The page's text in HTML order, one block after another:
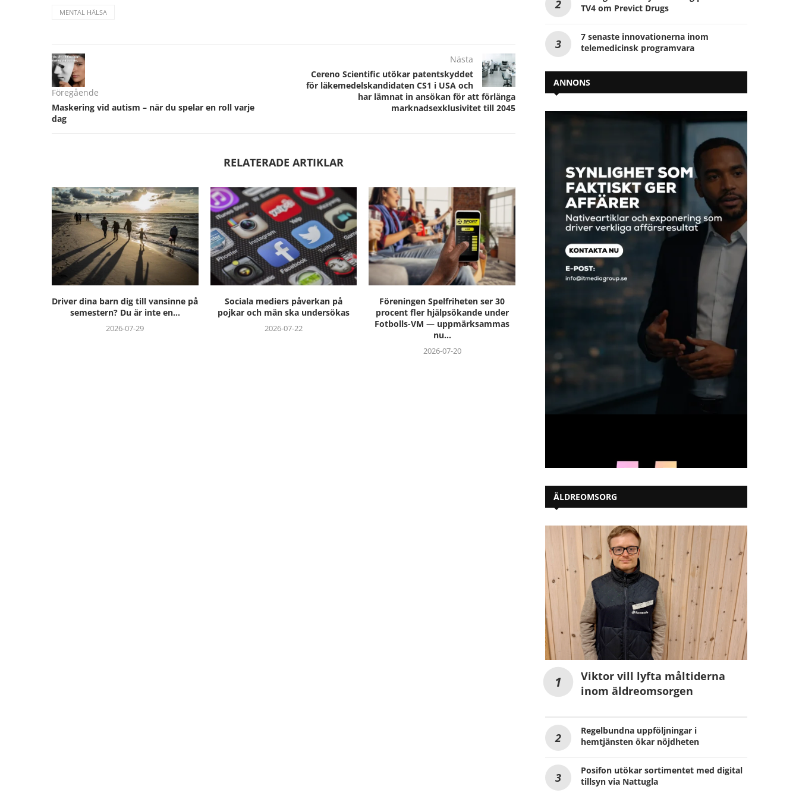
MENTAL HÄLSA
Föregående
Maskering vid autism – när du spelar en roll varje
dag
Nästa
Cereno Scientific utökar patentskyddet
för läkemedelskandidaten CS1 i USA och
har lämnat in ansökan för att förlänga
marknadsexklusivitet till 2045
RELATERADE ARTIKLAR
Driver dina barn dig till vansinne på
semestern? Du är inte en...
2026-07-29
Sociala mediers påverkan på
pojkar och män ska undersökas
2026-07-22
Föreningen Spelfriheten ser 30
procent fler hjälpsökande under
Fotbolls-VM — uppmärksammas
nu...
2026-07-20
TV4 om Previct Drugs
7 senaste innovationerna inom
telemedicinsk programvara
ANNONS
ÄLDREOMSORG
Viktor vill lyfta måltiderna
inom äldreomsorgen
Regelbundna uppföljningar i
hemtjänsten ökar nöjdheten
Posifon utökar sortimentet med digital
tillsyn via Nattugla